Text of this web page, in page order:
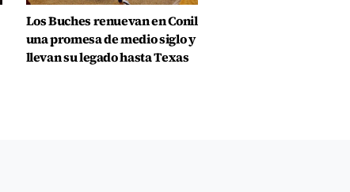
Los Buches renuevan en Conil
una promesa de medio siglo y
llevan su legado hasta Texas